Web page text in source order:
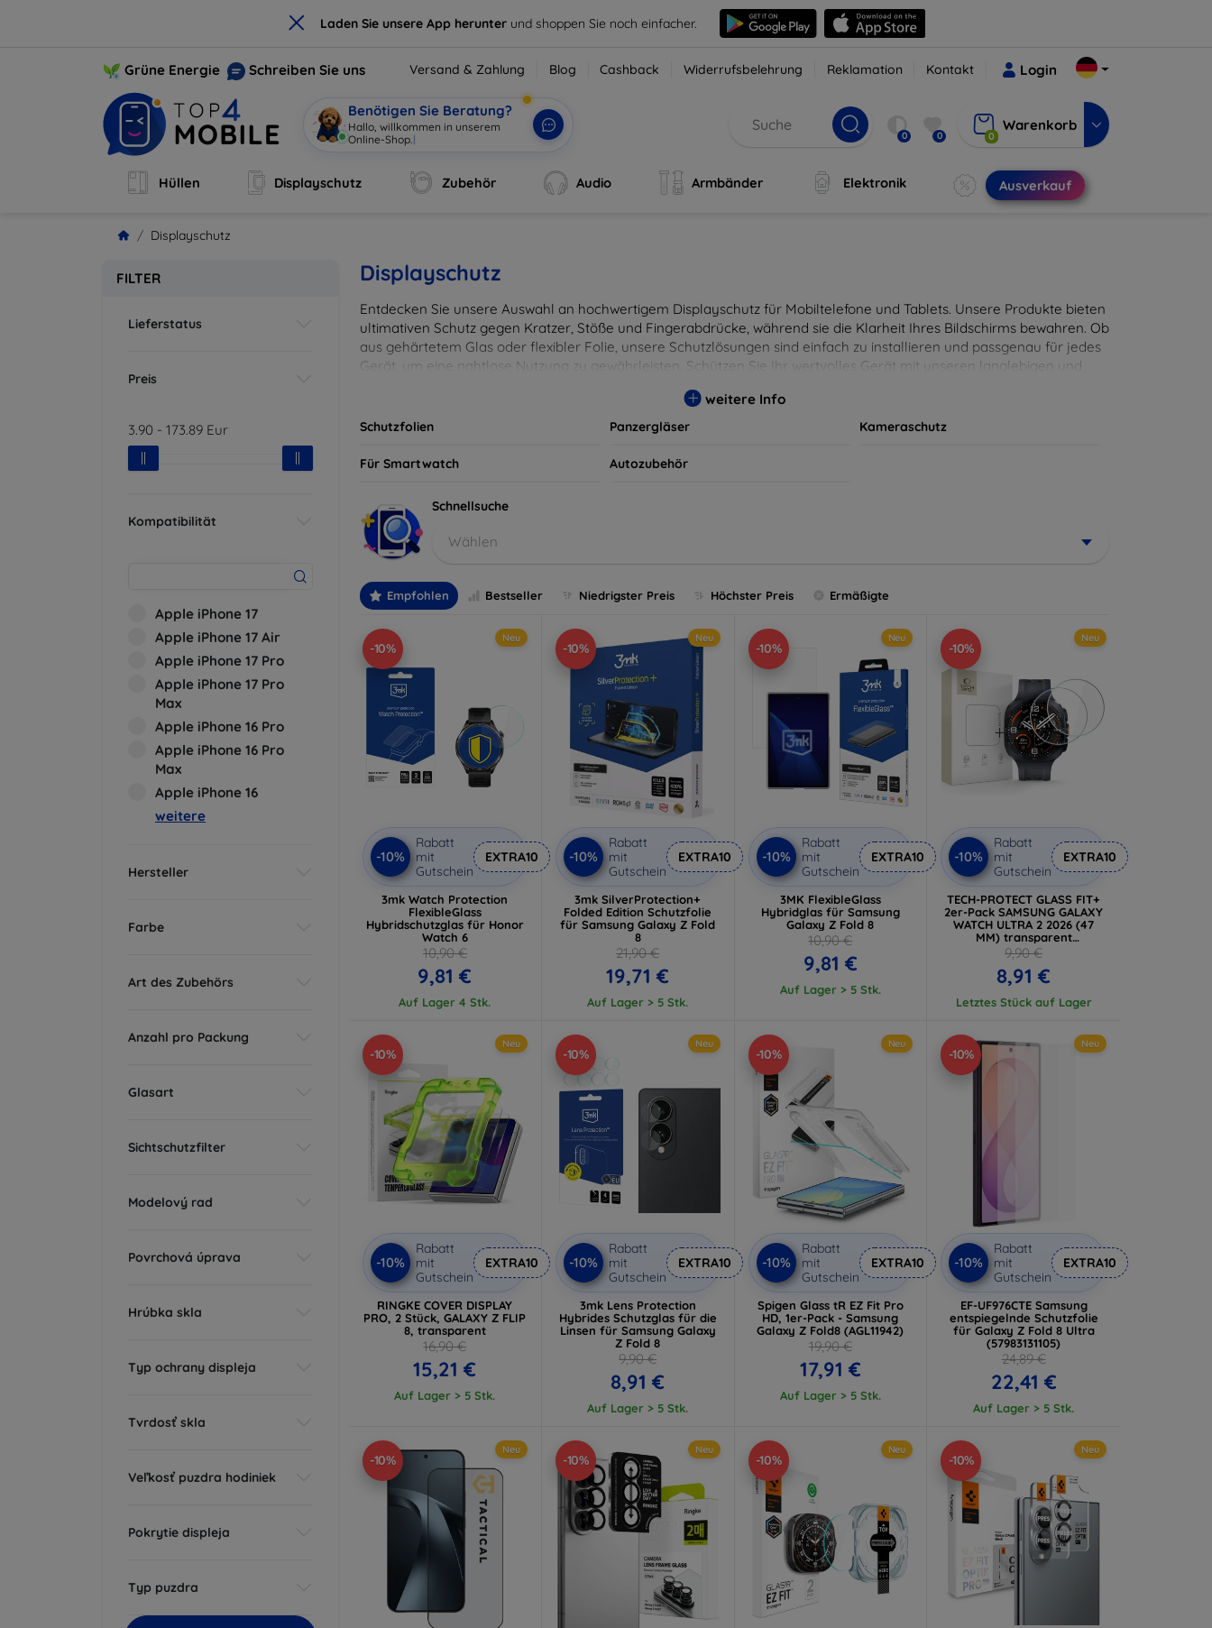
× Laden Sie unsere App herunter und shoppen Sie noch einfacher.
Grüne Energie Schreiben Sie uns Versand & Zahlung Blog Cashback Widerrufsbelehrung Reklamation Kontakt Login
Benötigen Sie Beratung?
Ha| 0 0 0
Warenkorb
Hüllen Displayschutz Zubehör Audio Armbänder Elektronik Ausverkauf
Displayschutz
FILTER
Lieferstatus
Preis
3.90 - 173.89 Eur
Kompatibilität
Apple iPhone 17
Apple iPhone 17 Air
Apple iPhone 17 Pro
Apple iPhone 17 Pro
Max
Apple iPhone 16 Pro
Apple iPhone 16 Pro
Max
Apple iPhone 16
weitere
Hersteller
Farbe
Art des Zubehörs
Anzahl pro Packung
Glasart
Sichtschutzfilter
Modelový rad
Povrchová úprava
Hrúbka skla
Typ ochrany displeja
Tvrdosť skla
Veľkosť puzdra hodiniek
Pokrytie displeja
Typ puzdra
Displayschutz
Entdecken Sie unsere Auswahl an hochwertigem Displayschutz für Mobiltelefone und Tablets. Unsere Produkte bieten
ultimativen Schutz gegen Kratzer, Stöße und Fingerabdrücke, während sie die Klarheit Ihres Bildschirms bewahren. Ob
aus gehärtetem Glas oder flexibler Folie, unsere Schutzlösungen sind einfach zu installieren und passgenau für jedes
Gerät, um eine nahtlose Nutzung zu gewährleisten. Schützen Sie Ihr wertvolles Gerät mit unseren langlebigen und
weitere Info
Schutzfolien Panzergläser Kameraschutz
Für Smartwatch Autozubehör
Schnellsuche
Wählen
Empfohlen Bestseller Niedrigster Preis Höchster Preis Ermäßigte
-10%
Neu
-10%
Rabatt
mit
Gutschein
EXTRA10
3mk Watch Protection
FlexibleGlass
Hybridschutzglas für Honor
Watch 6
10,90 €
9,81 €
Auf Lager 4 Stk.
-10%
Neu
-10%
Rabatt
mit
Gutschein
EXTRA10
3mk SilverProtection+
Folded Edition Schutzfolie
für Samsung Galaxy Z Fold
8
21,90 €
19,71 €
Auf Lager > 5 Stk.
-10%
Neu
-10%
Rabatt
mit
Gutschein
EXTRA10
3MK FlexibleGlass
Hybridglas für Samsung
Galaxy Z Fold 8
10,90 €
9,81 €
Auf Lager > 5 Stk.
-10%
Neu
-10%
Rabatt
mit
Gutschein
EXTRA10
TECH-PROTECT GLASS FIT+
2er-Pack SAMSUNG GALAXY
WATCH ULTRA 2 2026 (47
MM) transparent
(5906302324668)
9,90 €
8,91 €
Letztes Stück auf Lager
-10%
Neu
-10%
Rabatt
mit
Gutschein
EXTRA10
RINGKE COVER DISPLAY
PRO, 2 Stück, GALAXY Z FLIP
8, transparent
16,90 €
15,21 €
Auf Lager > 5 Stk.
-10%
Neu
-10%
Rabatt
mit
Gutschein
EXTRA10
3mk Lens Protection
Hybrides Schutzglas für die
Linsen für Samsung Galaxy
Z Fold 8
9,90 €
8,91 €
Auf Lager > 5 Stk.
-10%
Neu
-10%
Rabatt
mit
Gutschein
EXTRA10
Spigen Glass tR EZ Fit Pro
HD, 1er-Pack - Samsung
Galaxy Z Fold8 (AGL11942)
19,90 €
17,91 €
Auf Lager > 5 Stk.
-10%
Neu
-10%
Rabatt
mit
Gutschein
EXTRA10
EF-UF976CTE Samsung
entspiegelnde Schutzfolie
für Galaxy Z Fold 8 Ultra
(57983131105)
24,89 €
22,41 €
Auf Lager > 5 Stk.
-10%
Neu
-10%
Neu
-10%
Neu
-10%
Neu